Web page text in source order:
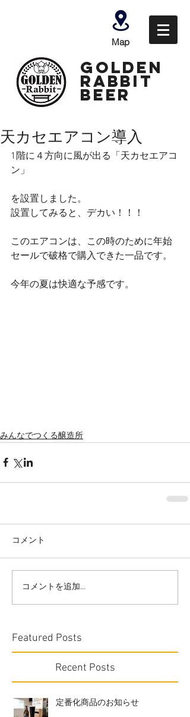
Map
GOLDEN
Rabbit
Beer
天カセエアコン導入
1階に４方向に風が出る「天カセエアコ
ン」
を設置しました。
設置してみると、デカい！！！
このエアコンは、この時のために年始
セールで破格で購入できた一品です。
今年の夏は快適な予感です。
みんなでつくる醸造所
コメント
コメントを追加…
Featured Posts
Recent Posts
定番化商品のお知らせ